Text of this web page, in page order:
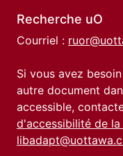
Recherche uO
Courriel :
Si vous avez
autre document
accessible,
d'accessibilité de